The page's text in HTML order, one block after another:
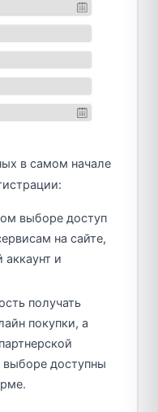
в самом начале
выборе доступ
на сайте,
и
получать
покупки, а
доступны